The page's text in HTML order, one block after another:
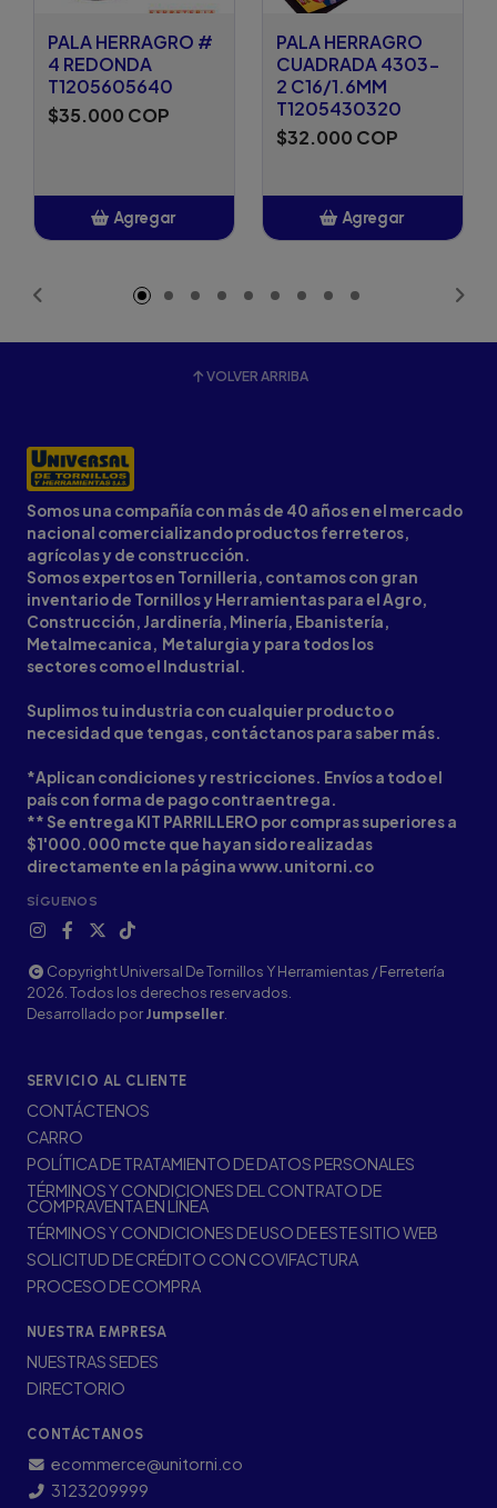
PALA HERRAGRO #
4 REDONDA
T1205605640
$35.000 COP
Agregar
PALA HERRAGRO
CUADRADA 4303-
2 C16/1.6MM
T1205430320
$32.000 COP
Agregar
VOLVER ARRIBA
Somos una compañía con más de 40 años en el mercado
nacional comercializando productos ferreteros,
agrícolas y de construcción.
Somos expertos en Tornilleria, contamos con gran
inventario de Tornillos y Herramientas para el Agro,
Construcción, Jardinería, Minería, Ebanistería,
Metalmecanica, Metalurgia y para todos los
sectores como el Industrial.
Suplimos tu industria con cualquier producto o
necesidad que tengas, contáctanos para saber más.
*Aplican condiciones y restricciones. Envíos a todo el
país con forma de pago contraentrega.
** Se entrega KIT PARRILLERO por compras superiores a
$1'000.000 mcte que hayan sido realizadas
directamente en la página www.unitorni.co
SÍGUENOS
Copyright Universal De Tornillos Y Herramientas / Ferretería
2026. Todos los derechos reservados.
Desarrollado porJumpseller
SERVICIO AL CLIENTE
CONTÁCTENOS
CARRO
POLÍTICA DE TRATAMIENTO DE DATOS PERSONALES
TÉRMINOS Y CONDICIONES DEL CONTRATO DE
COMPRAVENTA EN LÍNEA
TÉRMINOS Y CONDICIONES DE USO DE ESTE SITIO WEB
SOLICITUD DE CRÉDITO CON COVIFACTURA
PROCESO DE COMPRA
NUESTRA EMPRESA
NUESTRAS SEDES
DIRECTORIO
CONTÁCTANOS
ecommerce@unitorni.co
3123209999